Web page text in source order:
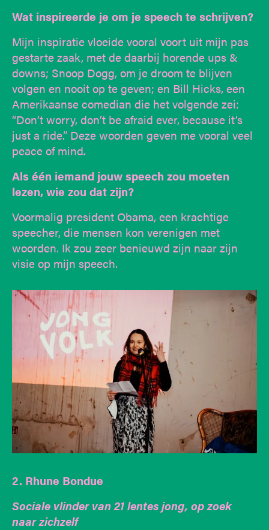
Wat inspireerde je om je speech te schrijven?
Mijn inspiratie vloeide vooral voort uit mijn pas
gestarte zaak, met de daarbij horende ups &
downs; Snoop Dogg, om je droom te blijven
volgen en nooit op te geven; en Bill Hicks, een
Amerikaanse comedian die het volgende zei:
“Don’t worry, don’t be afraid ever, because it’s
just a ride.” Deze woorden geven me vooral veel
peace of mind.
Als één iemand jouw speech zou moeten
lezen, wie zou dat zijn?
Voormalig president Obama, een krachtige
speecher, die mensen kon verenigen met
woorden. Ik zou zeer benieuwd zijn naar zijn
visie op mijn speech.
2. Rhune Bondue
Sociale vlinder van 21 lentes jong, op zoek
naar zichzelf